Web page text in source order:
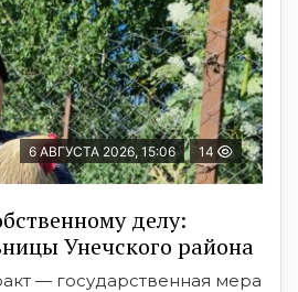
6 АВГУСТА 2026, 15:06 14
делу:
Унечского района
— государственная мера